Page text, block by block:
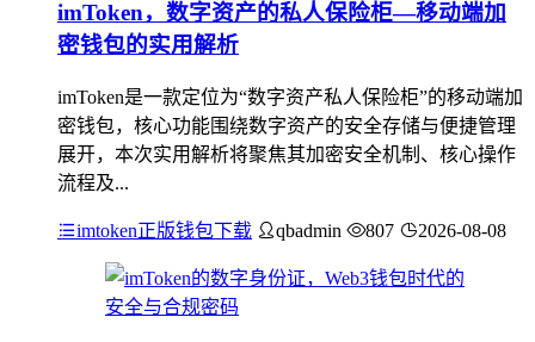
imToken，数字资产的私人保险柜—移动端加
密钱包的实用解析
imToken是一款定位为“数字资产私人保险柜”的移动端加
密钱包，核心功能围绕数字资产的安全存储与便捷管理
展开，本次实用解析将聚焦其加密安全机制、核心操作
流程及...
imtoken正版钱包下载 qbadmin 807 2026-08-08